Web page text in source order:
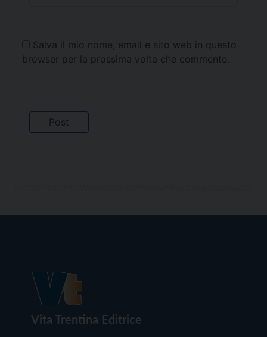
Salva il mio nome, email e sito web in questo
browser per la prossima volta che commento.
Vita Trentina Editrice